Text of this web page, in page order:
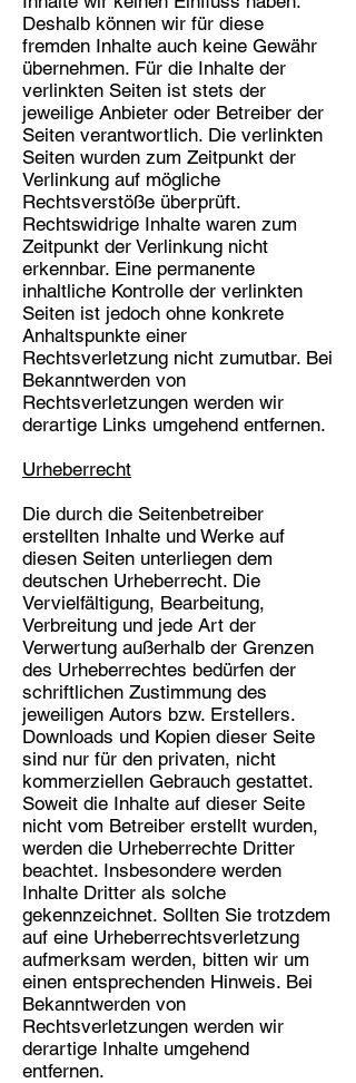
Deshalb können wir für diese
fremden Inhalte auch keine Gewähr
übernehmen. Für die Inhalte der
verlinkten Seiten ist stets der
jeweilige Anbieter oder Betreiber der
Seiten verantwortlich. Die verlinkten
Seiten wurden zum Zeitpunkt der
Verlinkung auf mögliche
Rechtsverstöße überprüft.
Rechtswidrige Inhalte waren zum
Zeitpunkt der Verlinkung nicht
erkennbar. Eine permanente
inhaltliche Kontrolle der verlinkten
Seiten ist jedoch ohne konkrete
Anhaltspunkte einer
Rechtsverletzung nicht zumutbar. Bei
Bekanntwerden von
Rechtsverletzungen werden wir
derartige Links umgehend entfernen.
Urheberrecht
Die durch die Seitenbetreiber
erstellten Inhalte und Werke auf
diesen Seiten unterliegen dem
deutschen Urheberrecht. Die
Vervielfältigung, Bearbeitung,
Verbreitung und jede Art der
Verwertung außerhalb der Grenzen
des Urheberrechtes bedürfen der
schriftlichen Zustimmung des
jeweiligen Autors bzw. Erstellers.
Downloads und Kopien dieser Seite
sind nur für den privaten, nicht
kommerziellen Gebrauch gestattet.
Soweit die Inhalte auf dieser Seite
nicht vom Betreiber erstellt wurden,
werden die Urheberrechte Dritter
beachtet. Insbesondere werden
Inhalte Dritter als solche
gekennzeichnet. Sollten Sie trotzdem
auf eine Urheberrechtsverletzung
aufmerksam werden, bitten wir um
einen entsprechenden Hinweis. Bei
Bekanntwerden von
Rechtsverletzungen werden wir
derartige Inhalte umgehend
entfernen.